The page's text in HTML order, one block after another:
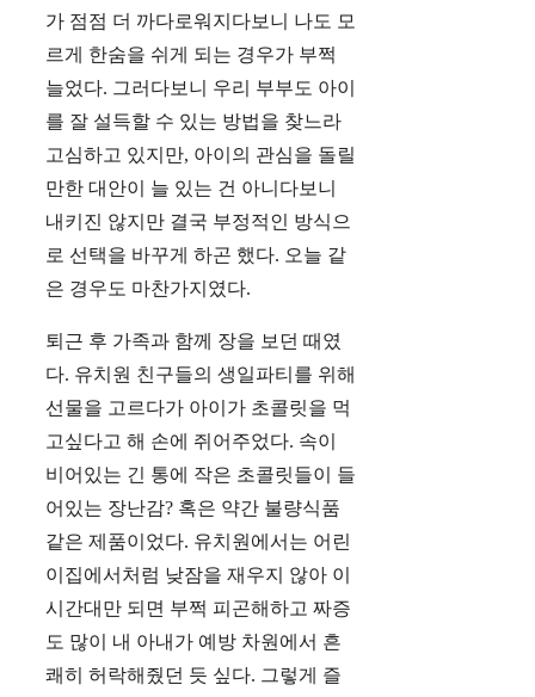
가 점점 더 까다로워지다보니 나도 모
르게 한숨을 쉬게 되는 경우가 부쩍
늘었다. 그러다보니 우리 부부도 아이
를 잘 설득할 수 있는 방법을 찾느라
고심하고 있지만, 아이의 관심을 돌릴
만한 대안이 늘 있는 건 아니다보니
내키진 않지만 결국 부정적인 방식으
로 선택을 바꾸게 하곤 했다. 오늘 같
은 경우도 마찬가지였다.
퇴근 후 가족과 함께 장을 보던 때였
다. 유치원 친구들의 생일파티를 위해
선물을 고르다가 아이가 초콜릿을 먹
고싶다고 해 손에 쥐어주었다. 속이
비어있는 긴 통에 작은 초콜릿들이 들
어있는 장난감? 혹은 약간 불량식품
같은 제품이었다. 유치원에서는 어린
이집에서처럼 낮잠을 재우지 않아 이
시간대만 되면 부쩍 피곤해하고 짜증
도 많이 내 아내가 예방 차원에서 흔
쾌히 허락해줬던 듯 싶다. 그렇게 즐